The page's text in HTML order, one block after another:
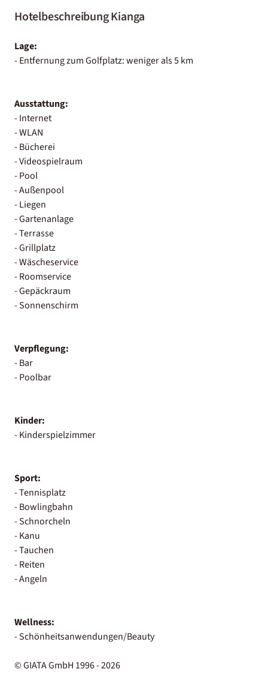
Hotelbeschreibung Kianga
Lage:
- Entfernung zum Golfplatz: weniger als 5 km
Ausstattung:
- Internet
- WLAN
- Bücherei
- Videospielraum
- Pool
- Außenpool
- Liegen
- Gartenanlage
- Terrasse
- Grillplatz
- Wäscheservice
- Roomservice
- Gepäckraum
- Sonnenschirm
Verpflegung:
- Bar
- Poolbar
Kinder:
- Kinderspielzimmer
Sport:
- Tennisplatz
- Bowlingbahn
- Schnorcheln
- Kanu
- Tauchen
- Reiten
- Angeln
Wellness:
- Schönheitsanwendungen/Beauty
© GIATA GmbH 1996 - 2026